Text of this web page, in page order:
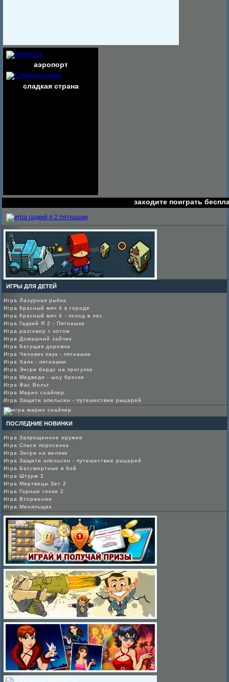
аэропорт
сладкая страна
заходите поиграть
ИГРЫ ДЛЯ ДЕТЕЙ
Игра Лазурная рыбка
Игра Красный мяч 4 в городе
Игра Красный мяч 4 - поход в лес
Игра Гадкий Я 2 - Пятнашки
Игра разговор с котом
Игра Домашний зайчик
Игра Бегущая дорожка
Игра Человек паук - пятнашки
Игра Халк - пятнашки
Игра Энгри бердс на прогулке
Игра Медведи - шоу броски
Игра Фас Вольт
Игра Марио снайпер
Игра Защити апельсин - путешествие рыцарей
ПОСЛЕДНИЕ НОВИНКИ
Игра Запрещенное оружие
Игра Спаси поросенка
Игра Энгри на велике
Игра Защити апельсин - путешествие рыцарей
Игра Бессмертные в бой
Игра Штурм 2
Игра Мертвецы Зет 2
Игра Горные гонки 2
Игра Вторжение
Игра Меняльщик